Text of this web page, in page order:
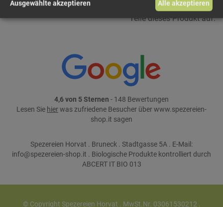
Teile dieses Produkt auf:
4,6 von 5 Sternen - 148 Bewertungen
Lesen Sie hierwas zufriedene Besucher über www.spezereien-
shop.it sagen
Spezereien Horvat . Bruneck . Stadtgasse 5A . E-Mail:
info@spezereien-shop.it . Biologische Produkte kontrolliert durch
ABCERT IT BIO 013
© Copyright Spezereien Horvat . MwSt.Nr. 03061530212 .
Ausgewählte akzeptieren Alle akzeptieren